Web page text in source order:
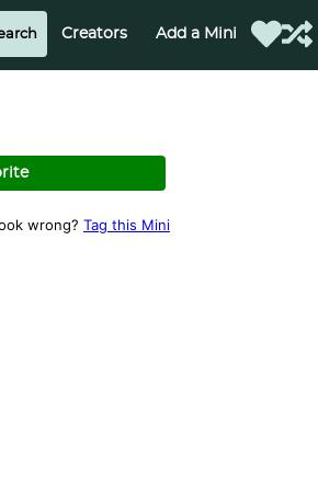
Creators Add a Mini
wrong? Tag this Mini